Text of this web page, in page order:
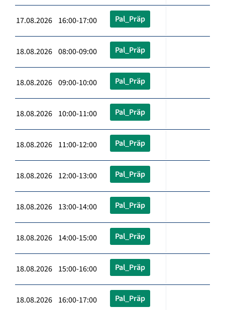
17.08.2026 16:00-17:00 Pal_Präp
18.08.2026 08:00-09:00 Pal_Präp
18.08.2026 09:00-10:00 Pal_Präp
18.08.2026 10:00-11:00 Pal_Präp
18.08.2026 11:00-12:00 Pal_Präp
18.08.2026 12:00-13:00 Pal_Präp
18.08.2026 13:00-14:00 Pal_Präp
18.08.2026 14:00-15:00 Pal_Präp
18.08.2026 15:00-16:00 Pal_Präp
18.08.2026 16:00-17:00 Pal_Präp